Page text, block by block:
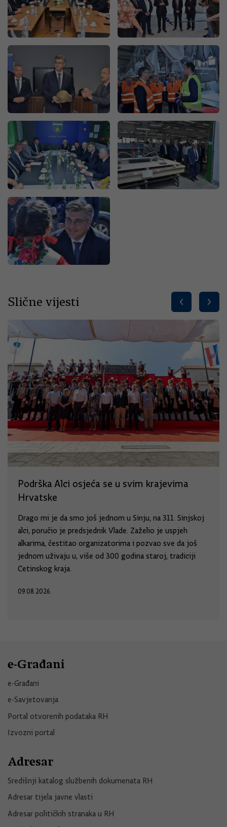
Slične vijesti
Podrška Alci osjeća se u svim krajevima
Hrvatske
Drago mi je da smo još jednom u Sinju, na 311. Sinjskoj
alci, poručio je predsjednik Vlade. Zaželio je uspjeh
alkarima, čestitao organizatorima i pozvao sve da još
jednom uživaju u, više od 300 godina staroj, tradiciji
Cetinskog kraja.
09.08.2026.
e-Građani
e-Građani
e-Savjetovanja
Portal otvorenih podataka RH
Izvozni portal
Adresar
Središnji katalog službenih dokumenata RH
Adresar tijela javne vlasti
Adresar političkih stranaka u RH